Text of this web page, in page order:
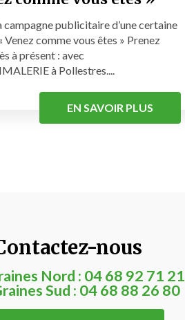
campagne publicitaire d’une certaine
Venez comme vous êtes » Prenez
à présent : avec
à Pollestres....
EN SAVOIR PLUS
nous
Nord : 04 68 92 71 21
Sud : 04 68 88 26 80